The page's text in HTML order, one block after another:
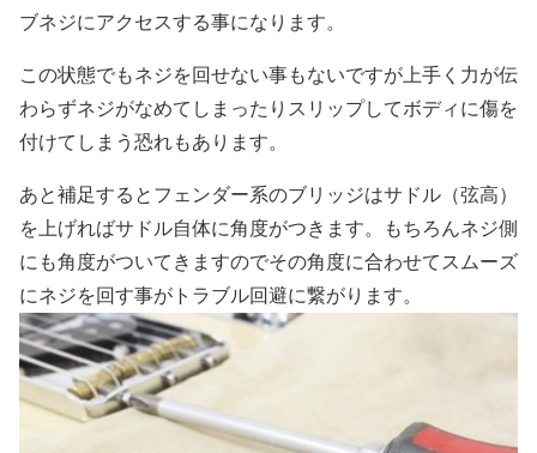
ブネジにアクセスする事になります。
この状態でもネジを回せない事もないですが上手く力が伝
わらずネジがなめてしまったりスリップしてボディに傷を
付けてしまう恐れもあります。
あと補足するとフェンダー系のブリッジはサドル（弦高）
を上げればサドル自体に角度がつきます。もちろんネジ側
にも角度がついてきますのでその角度に合わせてスムーズ
にネジを回す事がトラブル回避に繋がります。